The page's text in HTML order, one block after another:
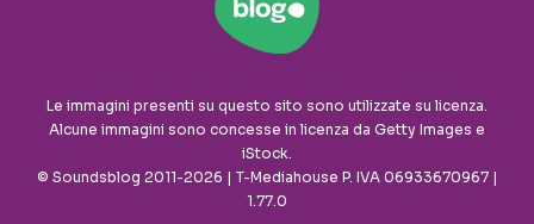
Le immagini presenti su questo sito sono utilizzate su licenza.
Alcune immagini sono concesse in licenza da Getty Images e
iStock.
© Soundsblog 2011-2026 | T-Mediahouse P. IVA 06933670967 |
1.77.0